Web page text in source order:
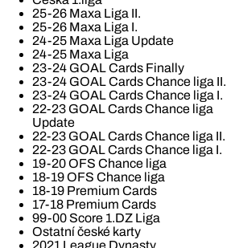
25-26 Maxa Liga II.
25-26 Maxa Liga I.
24-25 Maxa Liga Update
24-25 Maxa Liga
23-24 GOAL Cards Finally
23-24 GOAL Cards Chance liga II.
23-24 GOAL Cards Chance liga I.
22-23 GOAL Cards Chance liga
Update
22-23 GOAL Cards Chance liga II.
22-23 GOAL Cards Chance liga I.
19-20 OFS Chance liga
18-19 OFS Chance liga
18-19 Premium Cards
17-18 Premium Cards
99-00 Score 1.DZ Liga
Ostatní české karty
2021 League Dynasty